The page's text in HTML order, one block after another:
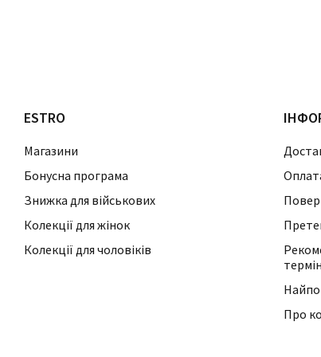
ESTRO
Магазини
Бонусна програма
Знижка для військових
Колекції для жінок
Колекції для чоловіків
Про